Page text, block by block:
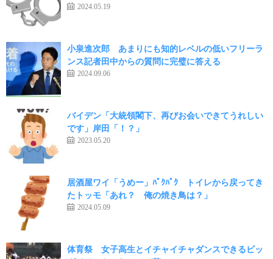
2024.05.19
小泉進次郎 あまりにも知的レベルの低いフリーラ
ンス記者田中からの質問に完璧に答える
2024.09.06
バイデン「大統領閣下、再びお会いできてうれしい
です」岸田「！？」
2023.05.20
居酒屋ワイ「うめー」ﾊﾟｸﾊﾟｸ トイレから戻ってき
たトッモ「あれ？ 俺の焼き鳥は？」
2024.05.09
体育祭 女子高生とイチャイチャダンスできるビッ